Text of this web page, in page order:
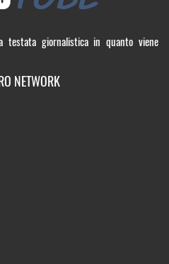
testata giornalistica in quanto viene
NETWORK